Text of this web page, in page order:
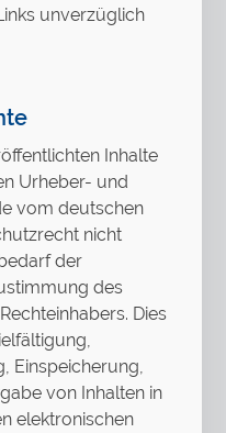
unverzüglich
Inhalte
Urheber- und
vom deutschen
nicht
der
des
Dies
Einspeicherung,
von Inhalten in
elektronischen